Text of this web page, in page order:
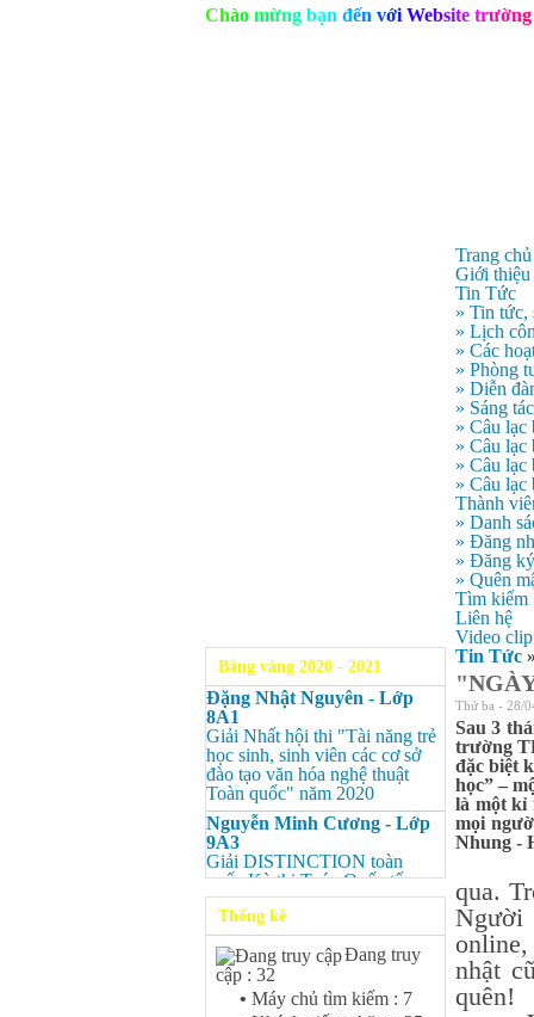
Chào mừng bạn đến với Website trường
Trang chủ
Giới thiệu
Tin Tức
» Tin tức,
» Lịch
» Các
» Phòng
» Diễn
» Sáng
» Câu lạc
» Câu
» Câu lạc
» Câu lạc
Thành
» Danh
» Đăng
» Đăng ký
» Quên
Tìm kiếm
Liên hệ
Video clip
Bảng vàng 2020 - 2021
Đặng Nhật Nguyên - Lớp
8A1
Giải Nhất hội thi "Tài năng trẻ
học sinh, sinh viên các cơ sở
đào tạo văn hóa nghệ thuật
Toàn quốc" năm 2020
Nguyễn Minh Cương - Lớp
9A3
Giải DISTINCTION toàn
quốc Kỳ thi Toán Quốc tế
Kangaroo – IKMC 2020
Nguyễn Minh Cương - Lớp
9A3
Giải Ba kỳ thi chọn HSG cấp
tỉnh môn Toán.
Thống kê
Đang truy
cập : 32
• Máy chủ tìm kiếm : 7
Tin Tức »
Thứ ba - 28/
Sau 3
trường
đặc biệt
học” –
là một kỉ
mọi
Nhung -
qua.
Người
nhật
quên!